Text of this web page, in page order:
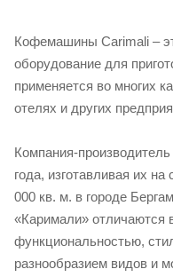
Кофемашины Carimali –
оборудование для
применяется во многих
отелях и других
Компания-
года, изготавливая их
000 кв. м. в городе
«Каримали» отличаются
функциональностью,
разнообразием видов и